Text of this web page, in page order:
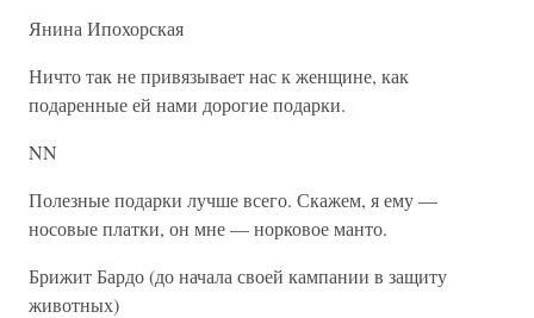
Янина Ипохорская
Ничто так не привязывает нас к женщине, как
подаренные ей нами дорогие подарки.
NN
Полезные подарки лучше всего. Скажем, я ему —
носовые платки, он мне — норковое манто.
Брижит Бардо (до начала своей кампании в защиту
животных)